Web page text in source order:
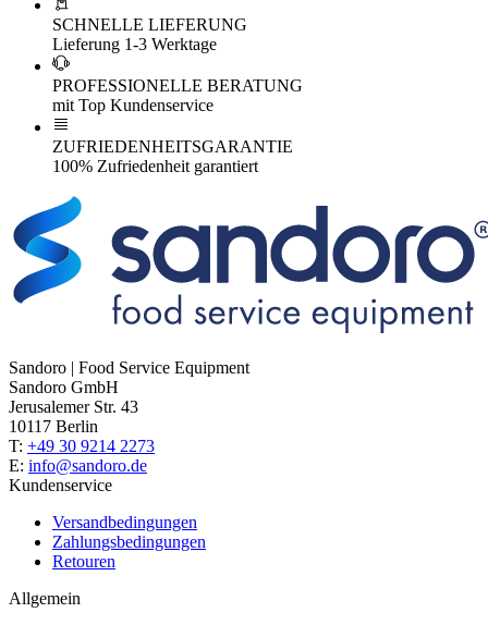
SCHNELLE LIEFERUNG
Lieferung 1-3 Werktage
PROFESSIONELLE BERATUNG
mit Top Kundenservice
ZUFRIEDENHEITSGARANTIE
100% Zufriedenheit garantiert
Sandoro | Food Service Equipment
Sandoro GmbH
Jerusalemer Str. 43
10117 Berlin
T: +49 30 9214 2273
E: info@sandoro.de
Kundenservice
Versandbedingungen
Zahlungsbedingungen
Retouren
Allgemein